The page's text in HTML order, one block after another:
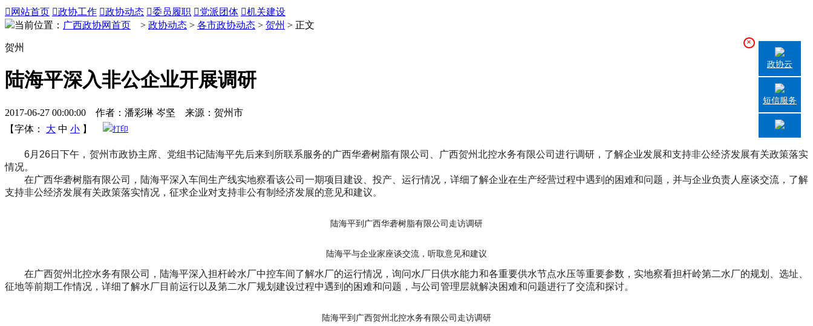
 网站首页 政协工作 政协动态 委员履职 党派团体 机关建设
当前位置： 广西政协网首页 > 政协动态 > 各市政协动态 > 贺州 > 正文
贺州
陆海平深入非公企业开展调研
2017-06-27 00:00:00 作者：潘彩琳 岑坚 来源：贺州市
【字体：
大 中 小 】 打印
6月26日下午，贺州市政协主席、党组书记陆海平先后来到所联系服务的广西华砻树脂有限公司、广西贺州北控水务有限公司进行调研，了解企业发展和支持非公经济发展有关政策落实
情况。
在广西华砻树脂有限公司，陆海平深入车间生产线实地察看该公司一期项目建设、投产、运行情况，详细了解企业在生产经营过程中遇到的困难和问题，并与企业负责人座谈交流，了解
支持非公经济发展有关政策落实情况，征求企业对支持非公有制经济发展的意见和建议。
陆海平到广西华砻树脂有限公司走访调研
陆海平与企业家座谈交流，听取意见和建议
在广西贺州北控水务有限公司，陆海平深入担杆岭水厂中控车间了解水厂的运行情况，询问水厂日供水能力和各重要供水节点水压等重要参数，实地察看担杆岭第二水厂的规划、选址、
征地等前期工作情况，详细了解水厂目前运行以及第二水厂规划建设过程中遇到的困难和问题，与公司管理层就解决困难和问题进行了交流和探讨。
陆海平到广西贺州北控水务有限公司走访调研
×
政协云
短信服务